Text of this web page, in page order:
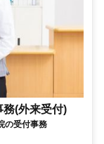
(外来受付)
の受付事務